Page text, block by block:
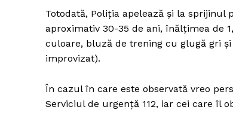
Totodată, Poliţia apelează şi la
aproximativ 30-35 de ani, înălţimea de
culoare, bluză de trening cu glugă gri
improvizat).
În cazul în care este observată vreo
Serviciul de urgenţă 112, iar cei care îl